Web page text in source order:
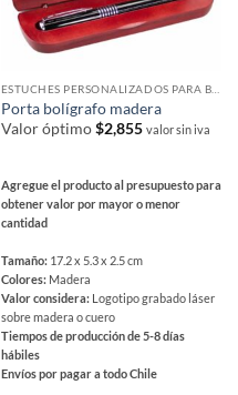
ESTUCHES PERSONALIZADOS PARA BOLÍGRAFOS
Porta bolígrafo madera
Valor óptimo$2,855 valor sin iva
Agregue el producto al presupuesto para
obtener valor por mayor o menor
cantidad
Tamaño: 17.2 x 5.3 x 2.5 cm
Colores: Madera
Valor considera: Logotipo grabado láser
sobre madera o cuero
Tiempos de producción de 5-8 días
hábiles
Envíos por pagar a todo Chile